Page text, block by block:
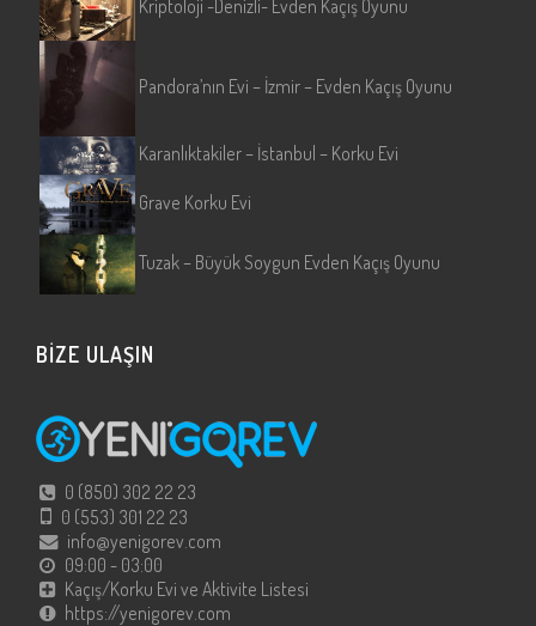
Kriptoloji -Denizli- Evden Kaçış Oyunu
Pandora’nın Evi – İzmir – Evden Kaçış Oyunu
Karanlıktakiler – İstanbul – Korku Evi
Grave Korku Evi
Tuzak – Büyük Soygun Evden Kaçış Oyunu
BİZE ULAŞIN
0 (850) 302 22 23
0 (553) 301 22 23
info@yenigorev.com
09:00 - 03:00
Kaçış/Korku Evi ve Aktivite Listesi
https://yenigorev.com